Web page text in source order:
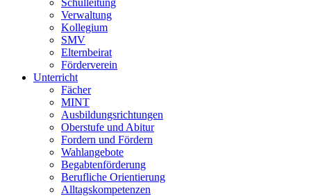
Schulleitung
Verwaltung
Kollegium
SMV
Elternbeirat
Förderverein
Unterricht
Fächer
MINT
Ausbildungsrichtungen
Oberstufe und Abitur
Fordern und Fördern
Wahlangebote
Begabtenförderung
Berufliche Orientierung
Alltagskompetenzen